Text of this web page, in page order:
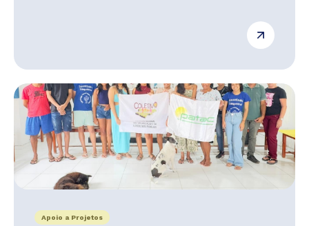
Apoio a Projetos